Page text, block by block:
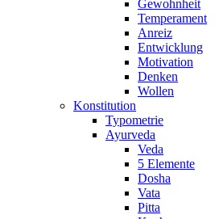
Gewohnheit
Temperament
Anreiz
Entwicklung
Motivation
Denken
Wollen
Konstitution
Typometrie
Ayurveda
Veda
5 Elemente
Dosha
Vata
Pitta